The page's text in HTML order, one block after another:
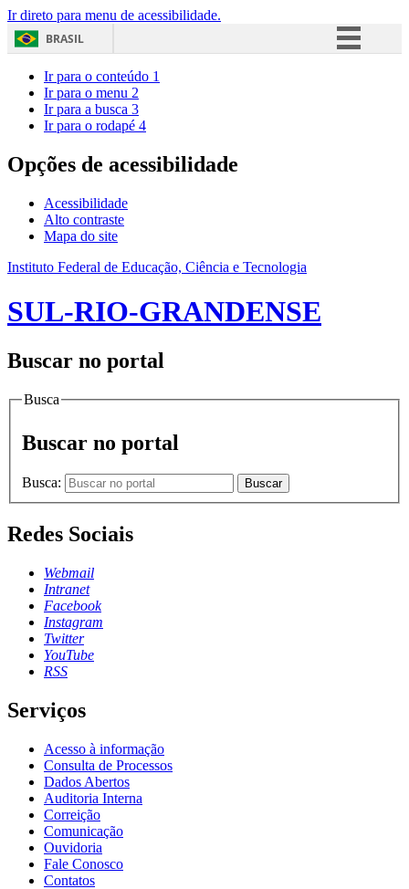
Ir direto para menu de acessibilidade.
BRASIL
Acesso à informação
Ir para o conteúdo 1
Ir para o menu 2
Ir para a busca 3
Ir para o rodapé 4
Opções de acessibilidade
Acessibilidade
Alto contraste
Mapa do site
Instituto Federal de Educação, Ciência e Tecnologia
SUL-RIO-GRANDENSE
Buscar no portal
Busca
Buscar no portal
Busca: Buscar
Redes Sociais
Webmail
Intranet
Facebook
Instagram
Twitter
YouTube
RSS
Serviços
Acesso à informação
Consulta de Processos
Dados Abertos
Auditoria Interna
Correição
Comunicação
Ouvidoria
Fale Conosco
Contatos